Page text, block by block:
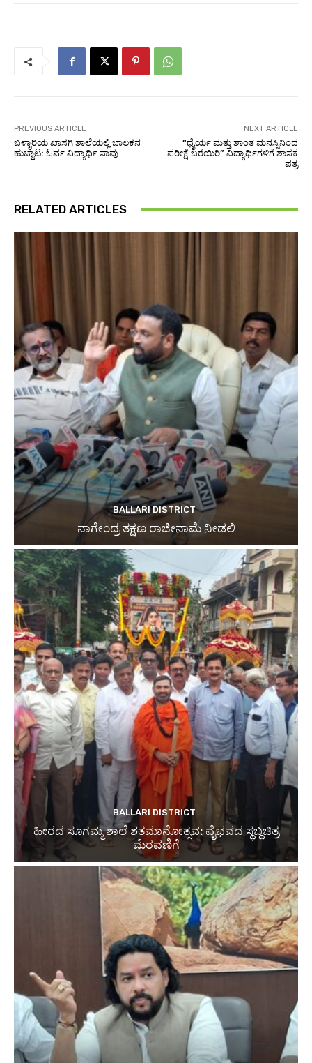
PREVIOUS ARTICLE
ಬಳ್ಳಾರಿಯ ಖಾಸಗಿ ಶಾಲೆಯಲ್ಲಿ ಬಾಲಕನ
ಹುಚ್ಚಾಟ: ಓರ್ವ ವಿದ್ಯಾರ್ಥಿ ಸಾವು
NEXT ARTICLE
“ಧೈರ್ಯ ಮತ್ತು ಶಾಂತ ಮನಸ್ಸಿನಿಂದ
ಪರೀಕ್ಷೆ ಬರೆಯಿರಿ” ವಿದ್ಯಾರ್ಥಿಗಳಿಗೆ ಶಾಸಕ
ಪತ್ರ
RELATED ARTICLES
BALLARI DISTRICT
ನಾಗೇಂದ್ರ ತಕ್ಷಣ ರಾಜೀನಾಮೆ ನೀಡಲಿ
BALLARI DISTRICT
ಹೀರದ ಸೂಗಮ್ಮ ಶಾಲೆ ಶತಮಾನೋತ್ಸವ: ವೈಭವದ ಸ್ಥಬ್ದಚಿತ್ರ
ಮೆರವಣಿಗೆ